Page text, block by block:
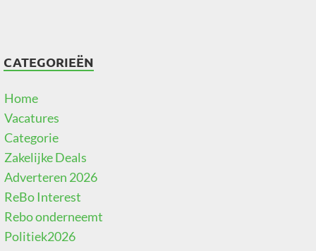
CATEGORIEËN
Home
Vacatures
Categorie
Zakelijke Deals
Adverteren 2026
ReBo Interest
Rebo onderneemt
Politiek2026